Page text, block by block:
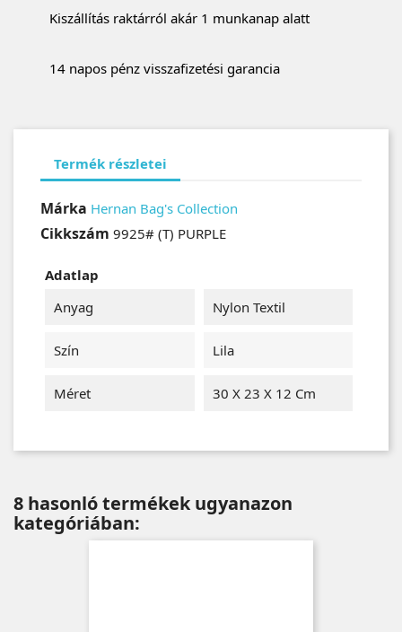
Kiszállítás raktárról akár 1 munkanap alatt
14 napos pénz visszafizetési garancia
Termék részletei
Márka Hernan Bag's Collection
Cikkszám 9925# (T) PURPLE
Adatlap
Anyag
Nylon Textil
Szín Lila
Méret 30 X 23 X 12 Cm
8 hasonló termékek ugyanazon
kategóriában: